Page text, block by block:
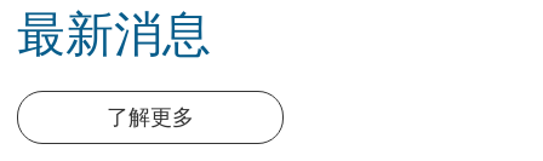
最新消息
了解更多